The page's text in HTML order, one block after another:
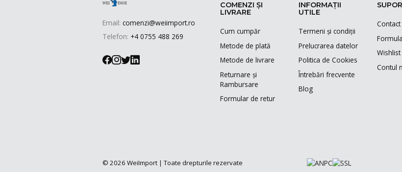
Email: comenzi@weiimport.ro
Telefon: +4 0755 488 269
COMENZI ȘI
LIVRARE
Cum cumpăr
Metode de plată
Metode de livrare
Returnare și
Rambursare
Formular de retur
INFORMAȚII
UTILE
Termeni și condiții
Prelucrarea datelor
Politica de Cookies
Întrebări frecvente
Blog
Contact
Wishlist
Contul
© 2026 WeiImport | Toate drepturile rezervate